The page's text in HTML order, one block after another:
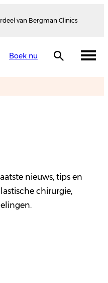
van Bergman Clinics
Boek nu
nieuws, tips en
chirurgie,